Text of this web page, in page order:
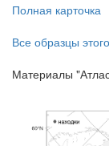
Полная карточка
Все образцы
Материалы